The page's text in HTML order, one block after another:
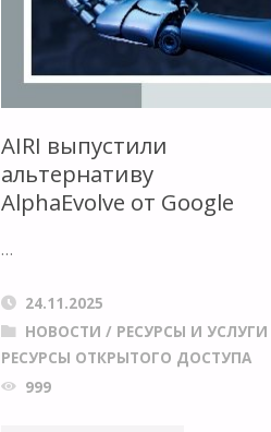
AIRI выпустили
альтернативу
AlphaEvolve от Google
…
24.11.2025
НОВОСТИ / РЕСУРСЫ И УСЛУГИ
РЕСУРСЫ ОТКРЫТОГО ДОСТУПА
999